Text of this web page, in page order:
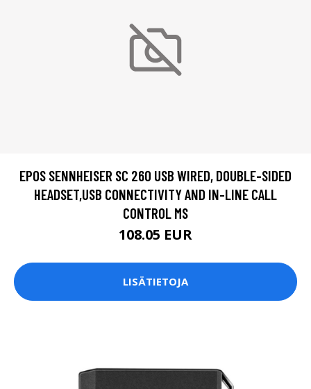
EPOS SENNHEISER SC 260 USB WIRED, DOUBLE-SIDED
HEADSET,USB CONNECTIVITY AND IN-LINE CALL
CONTROL MS
108.05 EUR
LISÄTIETOJA